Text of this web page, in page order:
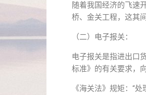
随着我国经济的飞速
桥、金关工程，这其
（二）电子报关：
电子报关是指进出口
标准》的有关要求，
《海关法》规矩：“